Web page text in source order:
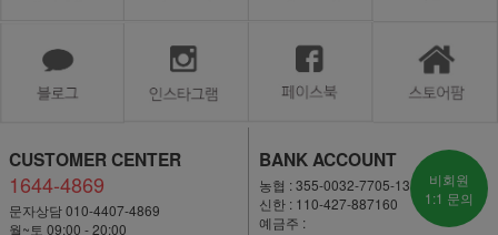
CUSTOMER CENTER
1644-4869
문자상담 010-4407-4869
월~토 09:00 - 20:00
BANK ACCOUNT
농협 : 355-0032-7705-13
신한 : 110-427-887160
예금주 :
비회원
1:1 문의